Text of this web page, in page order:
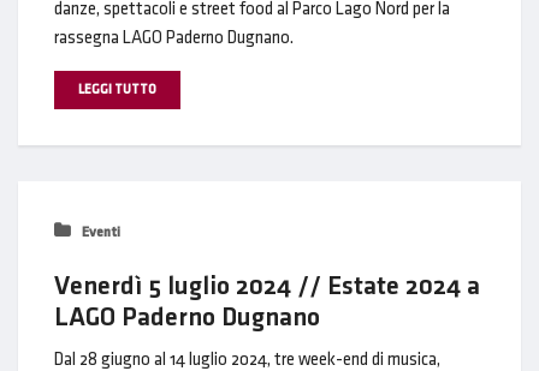
danze, spettacoli e street food al Parco Lago Nord per la
rassegna LAGO Paderno Dugnano.
LEGGI TUTTO
Eventi
Venerdì 5 luglio 2024 // Estate 2024 a
LAGO Paderno Dugnano
Dal 28 giugno al 14 luglio 2024, tre week-end di musica,